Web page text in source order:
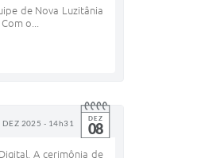
de Nova Luzitânia
o...
DEZ 2025 - 14h31 DEZ
08
A cerimônia de